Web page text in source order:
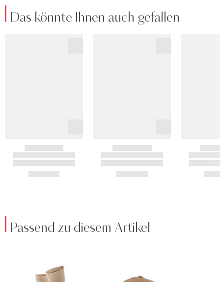
Das könnte Ihnen auch gefallen
Passend zu diesem Artikel